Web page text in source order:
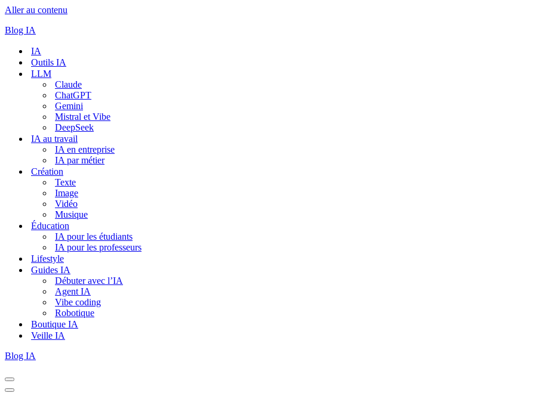
Aller au contenu
Blog IA
IA
Outils IA
LLM
Claude
ChatGPT
Gemini
Mistral et Vibe
DeepSeek
IA au travail
IA en entreprise
IA par métier
Création
Texte
Image
Vidéo
Musique
Éducation
IA pour les étudiants
IA pour les professeurs
Lifestyle
Guides IA
Débuter avec l’IA
Agent IA
Vibe coding
Robotique
Boutique IA
Veille IA
Blog IA
Menu
de
Menu